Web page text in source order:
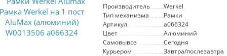
Производитель
Werkel
Тип механизма
Рамки
Артикул
a066324
Цвет
Алюминий
Самовывоз
Сегодня
Курьером
Завтра/послезавтра